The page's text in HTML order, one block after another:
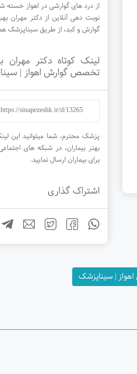
از درد های گوارشی در اهواز خسته
نوبت دهی آنلاین از دکتر مهران
گوارش و کبد، از طریق سیناپزشک
لینک کوتاه دکتر مهران
تخصص گوارش اهواز |
https://sinapezeshk.ir/d/13265
پزشک محترم، شما میتوانید این
بهتر بیماران، در شبکه های
برای بیماران ارسال نمایید.
اشتراک گذاری
| سیناپزشک